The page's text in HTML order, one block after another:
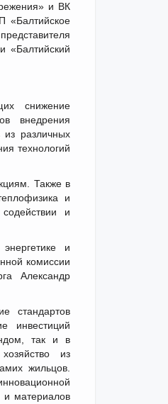
и ВК
«Балтийское
«Балтийский
снижение
внедрения
из различных
технологий
Также в
и
и
и
комиссии
Александр
стандартов
инвестиций
так и в
из
жильцов.
и материалов